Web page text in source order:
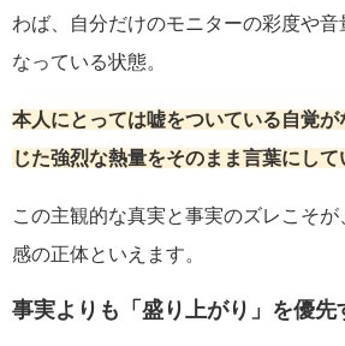
わば、自分だけのモニターの彩度や
なっている状態。
本人にとっては嘘をついている自覚
じた強烈な熱量をそのまま言葉にして
この主観的な真実と事実のズレこそ
感の正体といえます。
事実よりも「盛り上がり」を優先